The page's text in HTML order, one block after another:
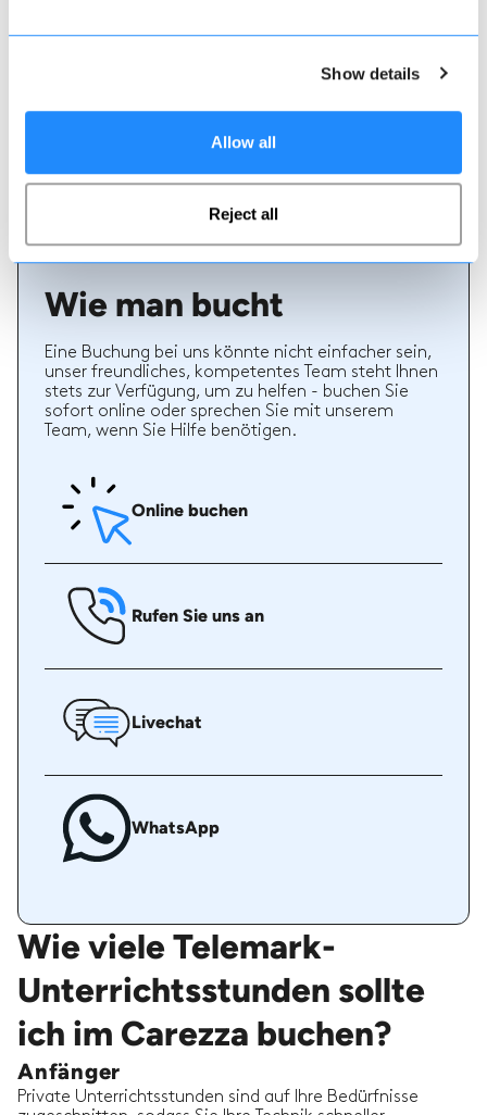
Show details
Allow all
Reject all
70% aller Ski- und Snowboardstunden auf Maison
Informationen bei der Auswahl eines Lehrers. Sie
hochwertigen Service bietet und welche Arten von
Wie man bucht
Eine Buchung bei uns könnte nicht einfacher sein,
unser freundliches, kompetentes Team steht Ihnen
stets zur Verfügung, um zu helfen - buchen Sie
sofort online oder sprechen Sie mit unserem
Team, wenn Sie Hilfe benötigen.
Online buchen
Rufen Sie uns an
Livechat
WhatsApp
Wie viele Telemark-
Unterrichtsstunden sollte
ich im Carezza buchen?
Anfänger
Private Unterrichtsstunden sind auf Ihre Bedürfnisse